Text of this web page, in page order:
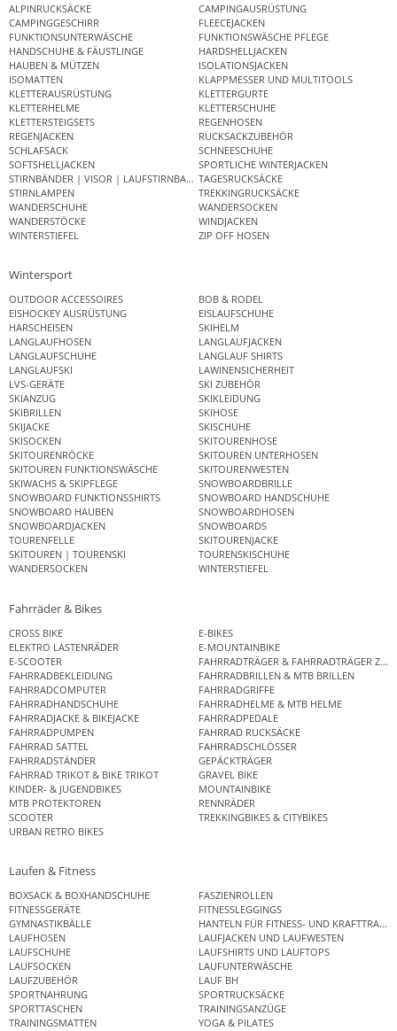
ALPINRUCKSÄCKE
CAMPINGAUSRÜSTUNG
CAMPINGGESCHIRR
FLEECEJACKEN
FUNKTIONSUNTERWÄSCHE
FUNKTIONSWÄSCHE PFLEGE
HANDSCHUHE & FÄUSTLINGE
HARDSHELLJACKEN
HAUBEN & MÜTZEN
ISOLATIONSJACKEN
ISOMATTEN
KLAPPMESSER UND MULTITOOLS
KLETTERAUSRÜSTUNG
KLETTERGURTE
KLETTERHELME
KLETTERSCHUHE
KLETTERSTEIGSETS
REGENHOSEN
REGENJACKEN
RUCKSACKZUBEHÖR
SCHLAFSACK
SCHNEESCHUHE
SOFTSHELLJACKEN
SPORTLICHE WINTERJACKEN
STIRNBÄNDER | VISOR | LAUFSTIRNBANDTAGESRUCKSÄCKE
STIRNLAMPEN
TREKKINGRUCKSÄCKE
WANDERSCHUHE
WANDERSOCKEN
WANDERSTÖCKE
WINDJACKEN
WINTERSTIEFEL
ZIP OFF HOSEN
Wintersport
OUTDOOR ACCESSOIRES
BOB & RODEL
EISHOCKEY AUSRÜSTUNG
EISLAUFSCHUHE
HARSCHEISEN
SKIHELM
LANGLAUFHOSEN
LANGLAUFJACKEN
LANGLAUFSCHUHE
LANGLAUF SHIRTS
LANGLAUFSKI
LAWINENSICHERHEIT
LVS-GERÄTE
SKI ZUBEHÖR
SKIANZUG
SKIKLEIDUNG
SKIBRILLEN
SKIHOSE
SKIJACKE
SKISCHUHE
SKISOCKEN
SKITOURENHOSE
SKITOURENRÖCKE
SKITOUREN UNTERHOSEN
SKITOUREN FUNKTIONSWÄSCHE
SKITOURENWESTEN
SKIWACHS & SKIPFLEGE
SNOWBOARDBRILLE
SNOWBOARD FUNKTIONSSHIRTS
SNOWBOARD HANDSCHUHE
SNOWBOARD HAUBEN
SNOWBOARDHOSEN
SNOWBOARDJACKEN
SNOWBOARDS
TOURENFELLE
SKITOURENJACKE
SKITOUREN | TOURENSKI
TOURENSKISCHUHE
WANDERSOCKEN
WINTERSTIEFEL
Fahrräder & Bikes
CROSS BIKE
E-BIKES
ELEKTRO LASTENRÄDER
E-MOUNTAINBIKE
E-SCOOTER
FAHRRADTRÄGER & FAHRRADTRÄGER
FAHRRADBEKLEIDUNG
FAHRRADBRILLEN & MTB BRILLEN
FAHRRADCOMPUTER
FAHRRADGRIFFE
FAHRRADHANDSCHUHE
FAHRRADHELME & MTB HELME
FAHRRADJACKE & BIKEJACKE
FAHRRADPEDALE
FAHRRADPUMPEN
FAHRRAD RUCKSÄCKE
FAHRRAD SATTEL
FAHRRADSCHLÖSSER
FAHRRADSTÄNDER
GEPÄCKTRÄGER
FAHRRAD TRIKOT & BIKE TRIKOT
GRAVEL BIKE
KINDER- & JUGENDBIKES
MOUNTAINBIKE
MTB PROTEKTOREN
RENNRÄDER
SCOOTER
TREKKINGBIKES & CITYBIKES
URBAN RETRO BIKES
Laufen & Fitness
BOXSACK & BOXHANDSCHUHE
FASZIENROLLEN
FITNESSGERÄTE
FITNESSLEGGINGS
GYMNASTIKBÄLLE
HANTELN FÜR FITNESS- UND
LAUFHOSEN
LAUFJACKEN UND LAUFWESTEN
LAUFSCHUHE
LAUFSHIRTS UND LAUFTOPS
LAUFSOCKEN
LAUFUNTERWÄSCHE
LAUFZUBEHÖR
LAUF BH
SPORTNAHRUNG
SPORTRUCKSÄCKE
SPORTTASCHEN
TRAININGSANZÜGE
TRAININGSMATTEN
YOGA & PILATES